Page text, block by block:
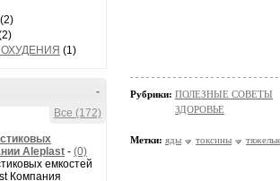
(2)
(1)
-
Все (172)
Aleplast - (0)
емкостей
Компания
Рубрики: ПОЛЕЗНЫЕ СОВЕТЫ
ЗДОРОВЬЕ
Метки: яды токсины